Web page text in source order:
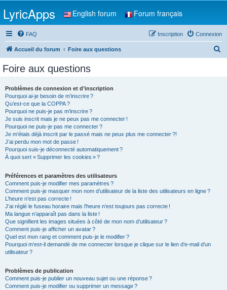
LyricApps English forum Forum français
FAQ Connexion
Inscription
Accueil du forum Foire aux questions
Foire aux questions
Problèmes de connexion et d’inscription
Pourquoi ai-je besoin de m’inscrire ?
Qu’est-ce que la COPPA ?
Pourquoi ne puis-je pas m’inscrire ?
Je suis inscrit mais je ne peux pas me connecter !
Pourquoi ne puis-je pas me connecter ?
Je m’étais déjà inscrit par le passé mais ne peux plus me connecter ?!
J’ai perdu mon mot de passe !
Pourquoi suis-je déconnecté automatiquement ?
À quoi sert « Supprimer les cookies » ?
Préférences et paramètres des utilisateurs
Comment puis-je modifier mes paramètres ?
Comment puis-je masquer mon nom d’utilisateur de la liste des utilisateurs en ligne ?
L’heure n’est pas correcte !
J’ai réglé le fuseau horaire mais l’heure n’est toujours pas correcte !
Ma langue n’apparaît pas dans la liste !
Que signifient les images situées à côté de mon nom d’utilisateur ?
Comment puis-je afficher un avatar ?
Quel est mon rang et comment puis-je le modifier ?
Pourquoi m’est-il demandé de me connecter lorsque je clique sur le lien d’e-mail d’un
utilisateur ?
Problèmes de publication
Comment puis-je publier un nouveau sujet ou une réponse ?
Comment puis-je modifier ou supprimer un message ?